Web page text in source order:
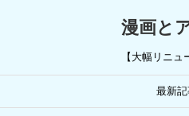
漫画と
【大幅リニ
最新